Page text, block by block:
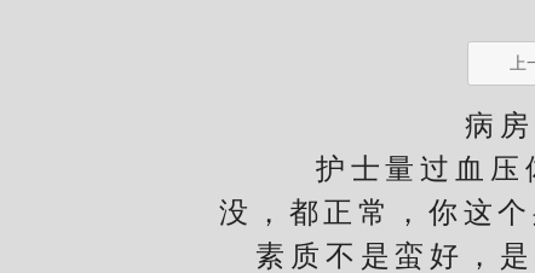
病房里
护士量过血压体
没，都正常，你这
素质不是蛮好，